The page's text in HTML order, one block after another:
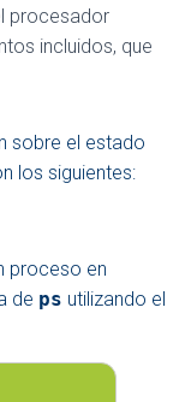
procesador
incluidos, que
sobre el estado
los siguientes:
proceso en
de ps utilizando el